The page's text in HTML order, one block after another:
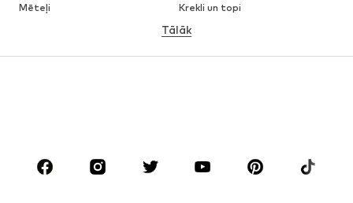
Mēteļi
Krekli un topi
Apakšveļa
Aksesuāri
Premium
Tālāk